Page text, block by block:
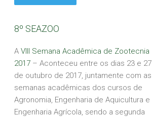
8º SEAZOO
AVIII Semana Acadêmica de Zootecnia
2017 – Aconteceu entre os dias 23 e 27
de outubro de 2017, juntamente com as
semanas acadêmicas dos cursos de
Agronomia, Engenharia de Aquicultura e
Engenharia Agrícola, sendo a segunda